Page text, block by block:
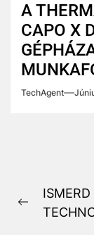
A
CAPO X
TechAgent
Previous